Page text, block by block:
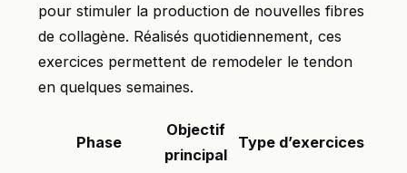
pour stimuler la production de nouvelles fibres
de collagène. Réalisés quotidiennement, ces
exercices permettent de remodeler le tendon
en quelques semaines.
Phase
Objectif
principal
Type d’exercices